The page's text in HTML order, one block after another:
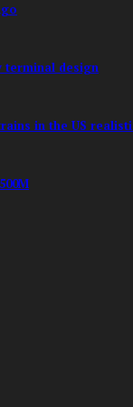
terminal design
in the US